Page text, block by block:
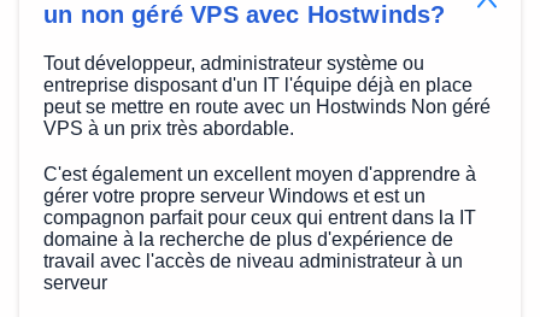
un non géré VPS avec Hostwinds?
Tout développeur, administrateur système ou
entreprise disposant d'un IT l'équipe déjà en place
peut se mettre en route avec un Hostwinds Non géré
VPS à un prix très abordable.
C'est également un excellent moyen d'apprendre à
gérer votre propre serveur Windows et est un
compagnon parfait pour ceux qui entrent dans la IT
domaine à la recherche de plus d'expérience de
travail avec l'accès de niveau administrateur à un
serveur